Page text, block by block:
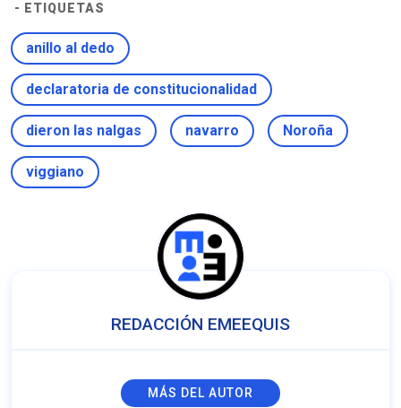
- ETIQUETAS
anillo al dedo
declaratoria de constitucionalidad
dieron las nalgas navarro Noroña
viggiano
REDACCIÓN EMEEQUIS
MÁS DEL AUTOR